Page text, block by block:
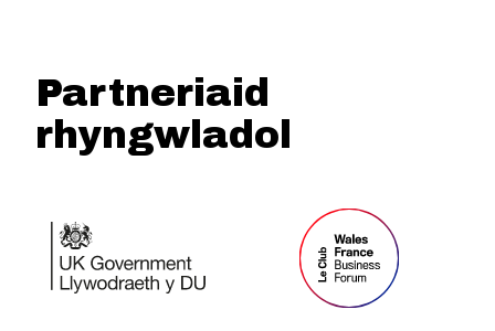
Partneriaid
rhyngwladol